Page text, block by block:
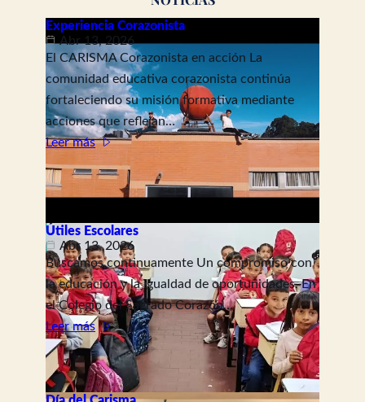
Experiencia Corazonista
Abr 13, 2026
El CARISMA Corazonista en acción La
comunidad educativa corazonista continúa
fortaleciendo su misión formativa mediante
acciones que reflejan…
Leer más
Útiles Escolares
Abr 13, 2026
Buscamos continuamente Un compromiso con
la educación y la igualdad de oportunidades. En
el Colegio del Sagrado Corazón…
Leer más